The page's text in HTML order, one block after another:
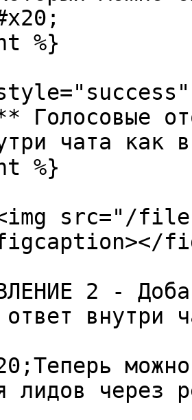
%}
Голосовые
чата как
%}
src="/files/
2 -
ответ внутри
лидов через